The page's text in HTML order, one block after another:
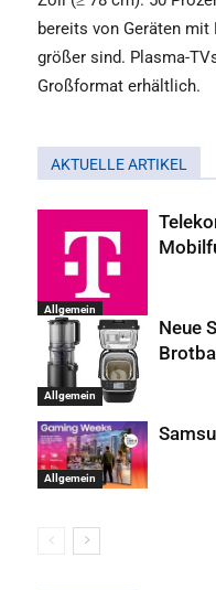
bereits von Geräten mit
größer sind. Plasma-
Großformat erhältlich.
AKTUELLE ARTIKEL
Allgemein
Allgemein
Neue
Allgemein